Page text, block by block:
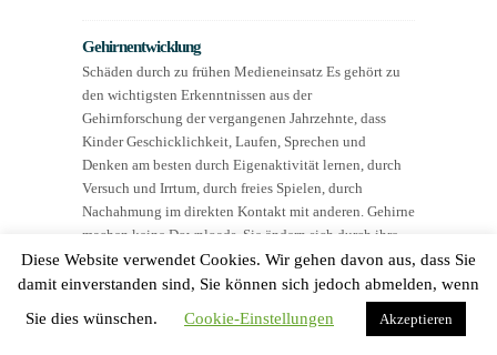
Gehirnentwicklung
Schäden durch zu frühen Medieneinsatz Es gehört zu
den wichtigsten Erkenntnissen aus der
Gehirnforschung der vergangenen Jahrzehnte, dass
Kinder Geschicklichkeit, Laufen, Sprechen und
Denken am besten durch Eigenaktivität lernen, durch
Versuch und Irrtum, durch freies Spielen, durch
Nachahmung im direkten Kontakt mit anderen. Gehirne
machen keine Downloads. Sie ändern sich durch ihre
aktive Nutzung durch…
Züchtungspromille auf Lebensmittel. Das Gemeingut
Diese Website verwendet Cookies. Wir gehen davon aus, dass Sie
damit einverstanden sind, Sie können sich jedoch abmelden, wenn
Sie dies wünschen.
Cookie-Einstellungen Akzeptieren